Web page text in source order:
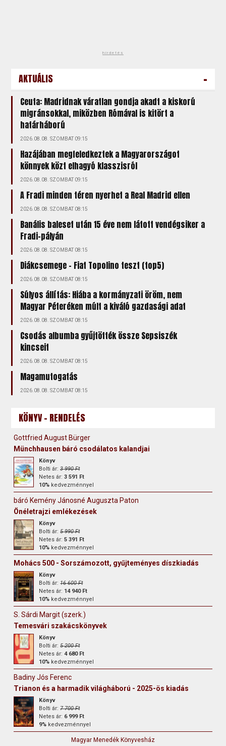
hirdetés
AKTUÁLIS -
Ceuta: Madridnak váratlan gondja akadt a kiskorú
migránsokkal, miközben Rómával is kitört a
határháború
2026.08.08. SZOMBAT 09:15
Hazájában megfeledkeztek a Magyarországot
könnyek közt elhagyó klasszisról
2026.08.08. SZOMBAT 09:15
A Fradi minden téren nyerhet a Real Madrid ellen
2026.08.08. SZOMBAT 08:15
Banális baleset után 15 éve nem látott vendégsiker a
Fradi-pályán
2026.08.08. SZOMBAT 08:15
Diákcsemege – Fiat Topolino teszt (top5)
2026.08.08. SZOMBAT 08:15
Súlyos állítás: Hiába a kormányzati öröm, nem
Magyar Péteréken múlt a kiváló gazdasági adat
2026.08.08. SZOMBAT 08:15
Csodás albumba gyűjtötték össze Sepsiszék
kincseit
2026.08.08. SZOMBAT 08:15
Magamutogatás
2026.08.08. SZOMBAT 08:15
KÖNYV - RENDELÉS
Gottfried August Bürger
Münchhausen báró csodálatos kalandjai
Könyv
Bolti ár:3 990 Ft
Netes ár:3 591 Ft
10% kedvezménnyel
báró Kemény Jánosné Auguszta Paton
Önéletrajzi emlékezések
Könyv
Bolti ár:5 990 Ft
Netes ár:5 391 Ft
10% kedvezménnyel
Mohács 500 - Sorszámozott, gyűjteményes díszkiadás
Könyv
Bolti ár:16 600 Ft
Netes ár: 14 940 Ft
10% kedvezménnyel
S. Sárdi Margit (szerk.)
Temesvári szakácskönyvek
Könyv
Bolti ár:5 200 Ft
Netes ár:4 680 Ft
10% kedvezménnyel
Badiny Jós Ferenc
Trianon és a harmadik világháború - 2025-ös kiadás
Könyv
Bolti ár:7 700 Ft
Netes ár: 6 999 Ft
9% kedvezménnyel
Magyar Menedék Könyvesház